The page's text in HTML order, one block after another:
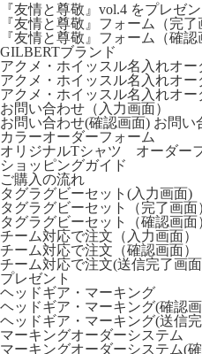
『友情と尊敬』vol.4 をプレゼン
『友情と尊敬』フォーム（完了
『友情と尊敬』フォーム（確認
GILBERTブランド
アクメ・ホイッスル名入れオー
アクメ・ホイッスル名入れオー
アクメ・ホイッスル名入れオー
お問い合わせ（入力画面）
お問い合わせ(確認画面) お問い
カラーオーダーフォーム
オリジナルTシャツ オーダー
ショッピングガイド
ご購入の流れ
タグラグビーセット(入力画面)
タグラグビーセット（完了画面
タグラグビーセット（確認画面
チーム対応で注文（入力画面）
チーム対応で注文（確認画面）
チーム対応で注文(送信完了画
プレゼント
ヘッドギア・マーキング
ヘッドギア・マーキング(確認
ヘッドギア・マーキング(送信
マーキングオーダーシステム
マーキングオーダーシステム(